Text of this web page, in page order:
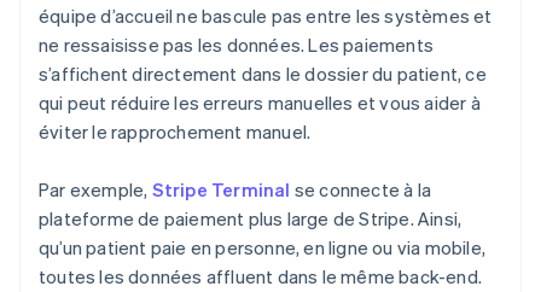
équipe d’accueil ne bascule pas entre les systèmes et
ne ressaisisse pas les données. Les paiements
s’affichent directement dans le dossier du patient, ce
qui peut réduire les erreurs manuelles et vous aider à
éviter le rapprochement manuel.
Par exemple, Stripe Terminal se connecte à la
plateforme de paiement plus large de Stripe. Ainsi,
qu’un patient paie en personne, en ligne ou via mobile,
toutes les données affluent dans le même back-end.